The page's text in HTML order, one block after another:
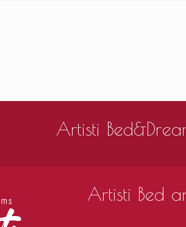
Artisti
Artisti Bed